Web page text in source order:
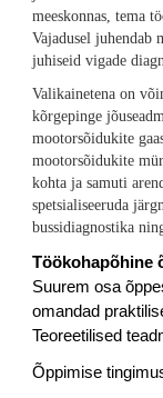
meeskonnas, tema
Vajadusel juhendab
juhiseid vigade
Valikainetena on
kõrgepinge
mootorsõidukite
mootorsõidukite
kohta ja samuti
spetsialiseeruda
bussidiagnostika
Töökohapõhine
Suurem osa
omandad
Teoreetilised
Õppimise